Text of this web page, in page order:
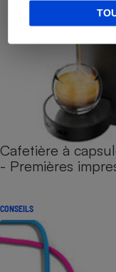
Cafetière à
- Premières
CONSEILS